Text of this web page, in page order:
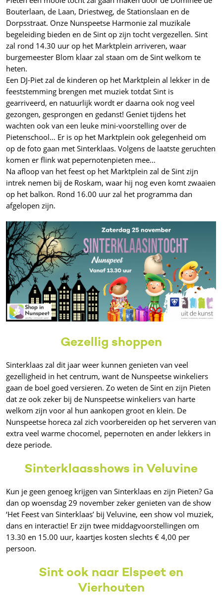
Bouterlaan, de Laan, Driestweg, de Stationslaan en de
Dorpsstraat. Onze Nunspeetse Harmonie zal muzikale
begeleiding bieden en de Sint op zijn tocht vergezellen. Sint
zal rond 14.30 uur op het Marktplein arriveren, waar
burgemeester Blom klaar zal staan om de Sint welkom te
heten.
Een DJ-Piet zal de kinderen op het Marktplein al lekker in de
feeststemming brengen met muziek totdat Sint is
gearriveerd, en natuurlijk wordt er daarna ook nog veel
gezongen, gesprongen en gedanst! Geniet tijdens het
wachten ook van een leuke mini-voorstelling over de
Pietenschool… Er is op het Marktplein ook gelegenheid om
op de foto gaan met Sinterklaas. Volgens de laatste geruchten
komen er flink wat pepernotenpieten mee…
Na afloop van het feest op het Marktplein zal de Sint zijn
intrek nemen bij de Roskam, waar hij nog even komt zwaaien
op het balkon. Rond 16.00 uur zal het programma dan
afgelopen zijn.
Gezellig shoppen
Sinterklaas zal dit jaar weer kunnen genieten van veel
gezelligheid in het centrum, want de Nunspeetse winkeliers
gaan de boel goed versieren. Zo weten de Sint en zijn Pieten
dat ze ook zeker bij de Nunspeetse winkeliers van harte
welkom zijn voor al hun aankopen groot en klein. De
Nunspeetse horeca zal zich voorbereiden op het serveren van
extra veel warme chocomel, pepernoten en ander lekkers in
deze periode.
Sinterklaasshows in Veluvine
Kun je geen genoeg krijgen van Sinterklaas en zijn Pieten? Ga
dan op woensdag 29 november zeker genieten van de show
‘Het Feest van Sinterklaas’ bij Veluvine, een show vol muziek,
dans en interactie! Er zijn twee middagvoorstellingen om
13.30 en 15.00 uur, kaartjes kosten slechts € 4,00 per
persoon.
Sint ook naar Elspeet en
Vierhouten